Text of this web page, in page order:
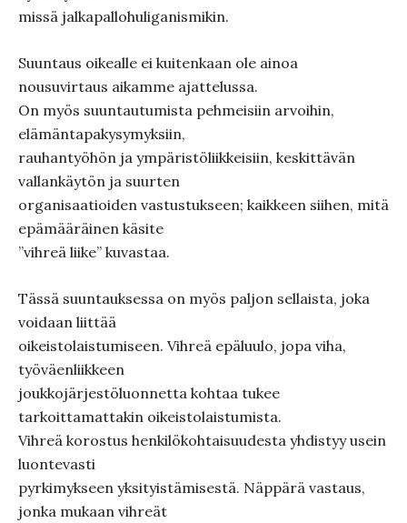
missä jalkapallohuliganismikin.
Suuntaus oikealle ei kuitenkaan ole ainoa
nousuvirtaus aikamme ajattelussa.
On myös suuntautumista pehmeisiin arvoihin,
elämäntapakysymyksiin,
rauhantyöhön ja ympäristöliikkeisiin, keskittävän
vallankäytön ja suurten
organisaatioiden vastustukseen; kaikkeen siihen, mitä
epämääräinen käsite
”vihreä liike” kuvastaa.
Tässä suuntauksessa on myös paljon sellaista, joka
voidaan liittää
oikeistolaistumiseen. Vihreä epäluulo, jopa viha,
työväenliikkeen
joukkojärjestöluonnetta kohtaa tukee
tarkoittamattakin oikeistolaistumista.
Vihreä korostus henkilökohtaisuudesta yhdistyy usein
luontevasti
pyrkimykseen yksityistämisestä. Näppärä vastaus,
jonka mukaan vihreät